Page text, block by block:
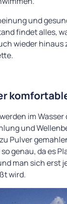
und
findet alles,
wieder hinaus
im Wasser
und
Pulver
genau, da es
man sich erst
wird.